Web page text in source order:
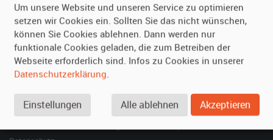
Fragen für Vermieter
Inserat verwalten
Kontakt
SPECIAL
Berühmte Filmautos –
Um unsere Website und unseren Service zu optimieren
setzen wir Cookies ein. Sollten Sie das nicht wünschen,
können Sie Cookies ablehnen. Dann werden nur
funktionale Cookies geladen, die zum Betreiben der
Webseite erforderlich sind. Infos zu Cookies in unserer
Datenschutzerklärung.
Einstellungen Alle ablehnen Akzeptieren